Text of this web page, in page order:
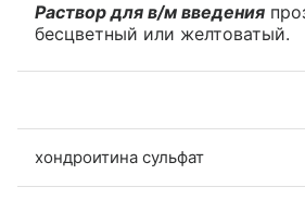
Раствор для в/м введения
бесцветный или желтоватый.
хондроитина сульфат